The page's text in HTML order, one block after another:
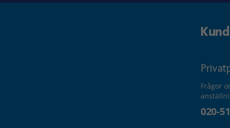
Frågor
020-